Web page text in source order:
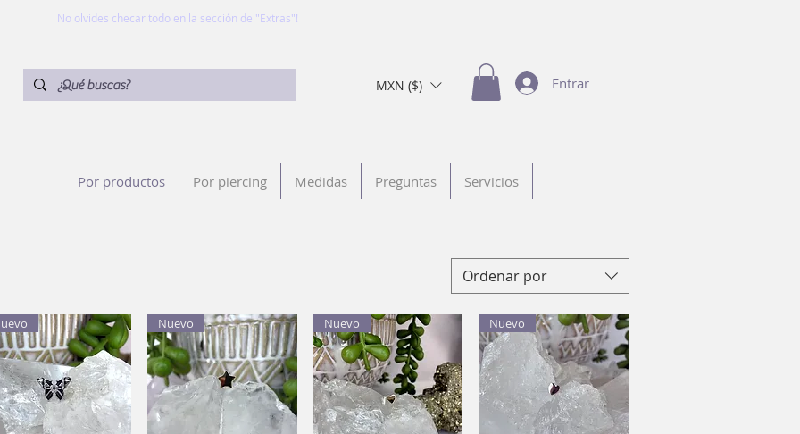
No olvides checar todo en la sección de "Extras"!
MXN ($) Entrar
Por productos Por piercing Medidas Preguntas Servicios
Ordenar por
Nuevo Nuevo Nuevo